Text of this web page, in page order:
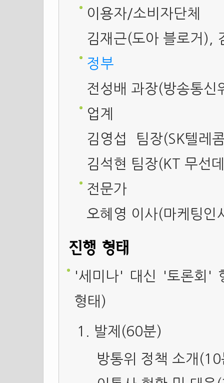
이용자/소비자단체
김재근(도아 블로거),
정부
전성배 과장(방송통신
업계
김영섭 팀장(SK텔레
김석현 팀장(KT 무선
전문가
오혜영 이사(마케팅인
진행 형태
'세미나' 대신 '토론회'
형태)
발제(60분)
방통위 정책 소개